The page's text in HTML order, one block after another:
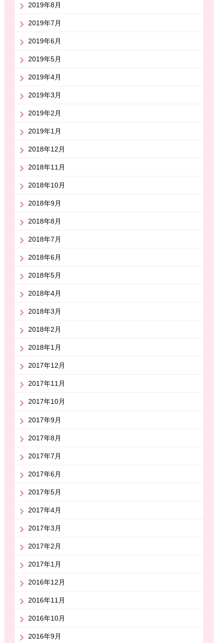
2019年8月
2019年7月
2019年6月
2019年5月
2019年4月
2019年3月
2019年2月
2019年1月
2018年12月
2018年11月
2018年10月
2018年9月
2018年8月
2018年7月
2018年6月
2018年5月
2018年4月
2018年3月
2018年2月
2018年1月
2017年12月
2017年11月
2017年10月
2017年9月
2017年8月
2017年7月
2017年6月
2017年5月
2017年4月
2017年3月
2017年2月
2017年1月
2016年12月
2016年11月
2016年10月
2016年9月